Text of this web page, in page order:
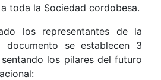
toda la Sociedad cordobesa.
los representantes de la
documento se establecen 3
los pilares del futuro